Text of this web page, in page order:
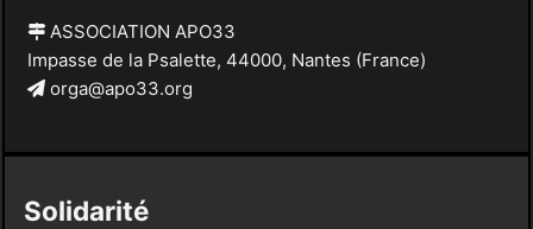
ASSOCIATION APO33
Impasse de la Psalette, 44000, Nantes (France)
orga@apo33.org
Solidarité